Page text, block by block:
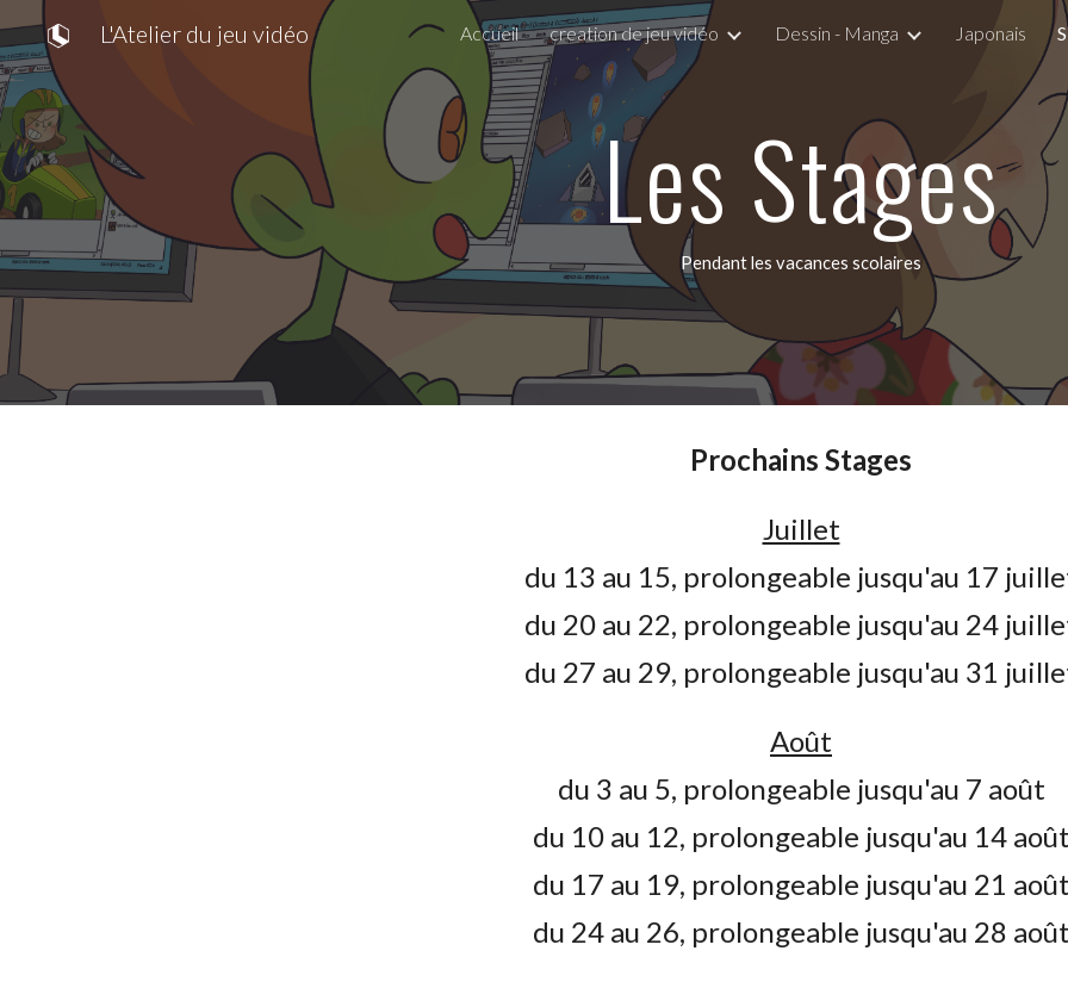
Skip to main content Skip to
L'Atelier du jeu vidéo Accueil creation de jeu vidéo Dessin - Manga Japonais
Les Stages
Pendant les vacances scolaires
Prochains Stages
Juillet
du 13 au 15, prolongeable jusqu'au 17
du 20 au 22, prolongeable jusqu'au 24
du 27 au 29, prolongeable jusqu'au 31
Août
du 3 au 5, prolongeable jusqu'au 7 août
du 10 au 12, prolongeable jusqu'au 14 août
du 17 au 19, prolongeable jusqu'au 21 août
du 24 au 26, prolongeable jusqu'au 28 août